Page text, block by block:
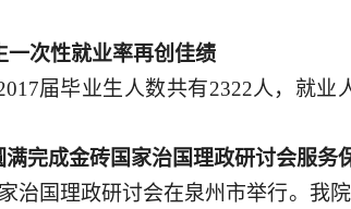
一次性就业率再创佳绩
届毕业生人数共有2322人，就业
完成金砖国家治国理政研讨会服务
治国理政研讨会在泉州市举行。我